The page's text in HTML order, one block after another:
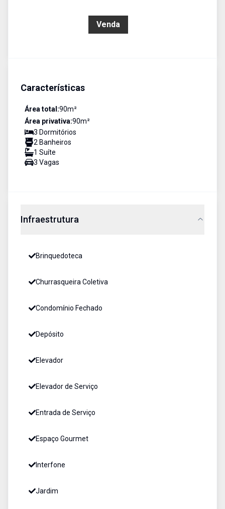
Venda
Características
Área total:90m²
Área privativa:90m²
3 Dormitórios
2 Banheiros
1 Suíte
3 Vagas
Infraestrutura
Brinquedoteca
Churrasqueira Coletiva
Condomínio Fechado
Depósito
Elevador
Elevador de Serviço
Entrada de Serviço
Espaço Gourmet
Interfone
Jardim